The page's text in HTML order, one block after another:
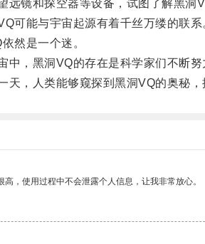
镜和探空器等设备，试图了解黑洞
能与宇宙起源有着千丝万缕的联系
然是一个迷。
，黑洞VQ的存在是科学家们不断努
，人类能够窥探到黑洞VQ的奥秘，
，使用过程中不会泄露个人信息，让我非常放心。